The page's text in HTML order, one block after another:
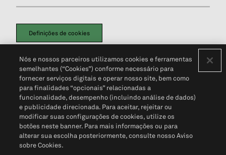
Definições de cookies
Política de PrivacidadePortal de privacidade do cliente (em inglês)
Não Venda Minhas Informações Pessoais© 2026 S&P Global
Nós e nossos parceiros utilizamos cookies e ferramentas
semelhantes (“Cookies”) conforme necessário para
fornecer serviços digitais e operar nosso site, bem como
para finalidades “opcionais” relacionadas a
funcionalidade, desempenho (incluindo análise de dados)
e publicidade direcionada. Para aceitar, rejeitar ou
modificar suas configurações de cookies, utilize os
botões neste banner. Para mais informações ou para
alterar sua escolha posteriormente, consulte nosso Aviso
sobre Cookies.